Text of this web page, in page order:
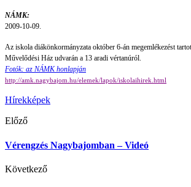
NÁMK:
2009-10-09.
Az iskola diákönkormányzata október 6-án megemlékezést
Művelődési Ház udvarán a 13 aradi vértanúról.
Fotók: az NÁMK honlapján
http://amk.nagybajom.hu/elemek/lapok/iskolaihirek.html
Hírekképek
Előző
Vérengzés Nagybajomban – Videó
Következő